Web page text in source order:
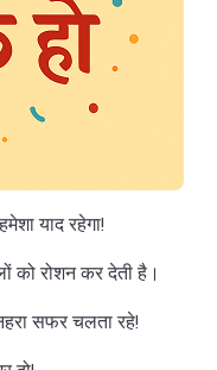
याद रहेगा!
को रोशन कर देती है।
सफर चलता रहे!